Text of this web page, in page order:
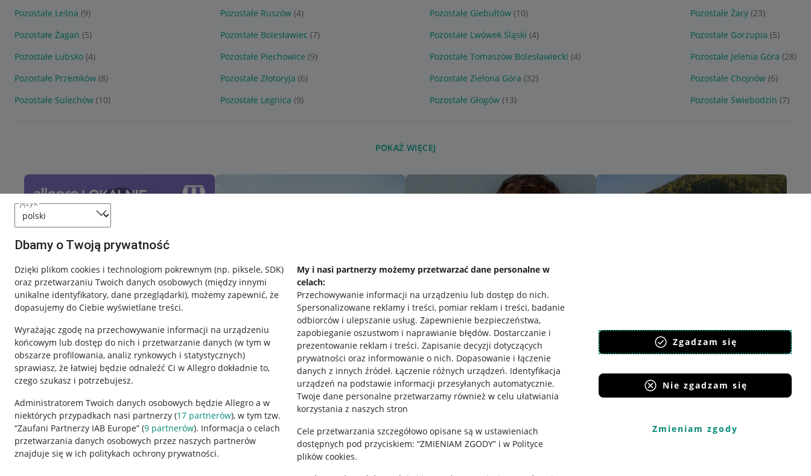
język
Dbamy o Twoją prywatność
Dzięki plikom cookies i technologiom pokrewnym (np. piksele, SDK)
oraz przetwarzaniu Twoich danych osobowych (między innymi
unikalne identyfikatory, dane przeglądarki), możemy zapewnić, że
dopasujemy do Ciebie wyświetlane treści.
Wyrażając zgodę na przechowywanie informacji na urządzeniu
końcowym lub dostęp do nich i przetwarzanie danych (w tym w
obszarze profilowania, analiz rynkowych i statystycznych)
sprawiasz, że łatwiej będzie odnaleźć Ci w Allegro dokładnie to,
czego szukasz i potrzebujesz.
Administratorem Twoich danych osobowych będzie Allegro a w
niektórych przypadkach nasi partnerzy (17 partnerów), w tym tzw.
“Zaufani Partnerzy IAB Europe” (9 partnerów). Informacja o celach
przetwarzania danych osobowych przez naszych partnerów
znajduje się w ich politykach ochrony prywatności.
My i nasi partnerzy możemy przetwarzać dane personalne w
celach:
Przechowywanie informacji na urządzeniu lub dostęp do nich.
Spersonalizowane reklamy i treści, pomiar reklam i treści, badanie
odbiorców i ulepszanie usług. Zapewnienie bezpieczeństwa,
zapobieganie oszustwom i naprawianie błędów. Dostarczanie i
prezentowanie reklam i treści. Zapisanie decyzji dotyczących
prywatności oraz informowanie o nich. Dopasowanie i łączenie
danych z innych źródeł. Łączenie różnych urządzeń. Identyfikacja
urządzeń na podstawie informacji przesyłanych automatycznie.
Twoje dane personalne przetwarzamy również w celu ułatwiania
korzystania z naszych stron
Cele przetwarzania szczegółowo opisane są w ustawieniach
dostępnych pod przyciskiem: “ZMIENIAM ZGODY” i w Polityce
plików cookies.
Zgadzam się
Nie zgadzam się
Zmieniam zgody
Pozostałe Leśna (9) Pozostałe Ruszów (4) Pozostałe Giebułtów (10) Pozostałe Żary (23)
Pozostałe Żagań (5) Pozostałe Bolesławiec (7) Pozostałe Lwówek Śląski (4) Pozostałe Gorzupia (5)
Pozostałe Lubsko (4) Pozostałe Piechowice (9) Pozostałe Tomaszów Bolesławiecki (4) Pozostałe Jelenia Góra (28)
Pozostałe Przemków (8) Pozostałe Złotoryja (6) Pozostałe Zielona Góra (32) Pozostałe Chojnów (6)
Pozostałe Sulechów (10) Pozostałe Legnica (9) Pozostałe Głogów (13) Pozostałe Świebodzin (7)
POKAŻ WIĘCEJ
Nawigacja
Przydatne informacje
Jak to działa
Napisz do nas
Allegro Gadane dla sprzedających
Regulamin
Polityka plików "cookies"
Ustawienia plików "cookies"
Pobierz aplikację